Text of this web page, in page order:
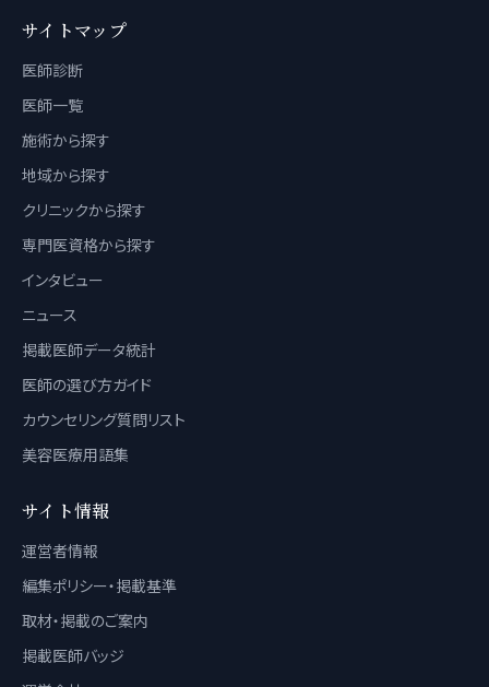
サイトマップ
医師診断
医師一覧
施術から探す
地域から探す
クリニックから探す
専門医資格から探す
インタビュー
ニュース
掲載医師データ統計
医師の選び方ガイド
カウンセリング質問リスト
美容医療用語集
サイト情報
運営者情報
編集ポリシー・掲載基準
取材・掲載のご案内
掲載医師バッジ